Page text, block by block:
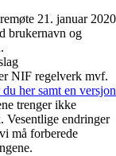
21. januar
brukernavn og
NIF regelverk mvf.
her samt en versjon
trenger ikke
Vesentlige endringer
må forberede